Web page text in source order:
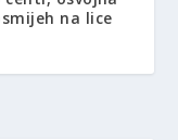
na lice